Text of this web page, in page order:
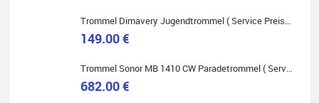
Trommel Dimavery Jugendtrommel ( Service Preis inkl. Werkstatt Service )
149.00 €
Trommel Sonor MB 1410 CW Paradetrommel ( Service Preis inkl. Werkstatt Service )
682.00 €